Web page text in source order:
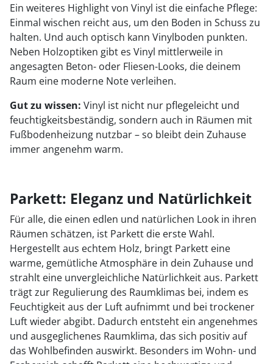
Ein weiteres Highlight von Vinyl ist die einfache Pflege:
Einmal wischen reicht aus, um den Boden in Schuss zu
halten. Und auch optisch kann Vinylboden punkten.
Neben Holzoptiken gibt es Vinyl mittlerweile in
angesagten Beton- oder Fliesen-Looks, die deinem
Raum eine moderne Note verleihen.
Gut zu wissen: Vinyl ist nicht nur pflegeleicht und
feuchtigkeitsbeständig, sondern auch in Räumen mit
Fußbodenheizung nutzbar – so bleibt dein Zuhause
immer angenehm warm.
Parkett: Eleganz und Natürlichkeit
Für alle, die einen edlen und natürlichen Look in ihren
Räumen schätzen, ist Parkett die erste Wahl.
Hergestellt aus echtem Holz, bringt Parkett eine
warme, gemütliche Atmosphäre in dein Zuhause und
strahlt eine unvergleichliche Natürlichkeit aus. Parkett
trägt zur Regulierung des Raumklimas bei, indem es
Feuchtigkeit aus der Luft aufnimmt und bei trockener
Luft wieder abgibt. Dadurch entsteht ein angenehmes
und ausgeglichenes Raumklima, das sich positiv auf
das Wohlbefinden auswirkt. Besonders im Wohn- und